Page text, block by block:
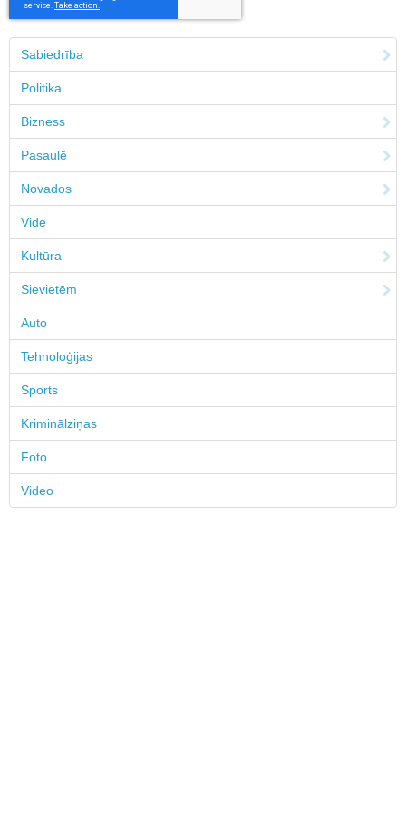
Sabiedrība
Politika
Bizness
Pasaulē
Novados
Vide
Kultūra
Sievietēm
Auto
Tehnoloģijas
Sports
Kriminālziņas
Foto
Video